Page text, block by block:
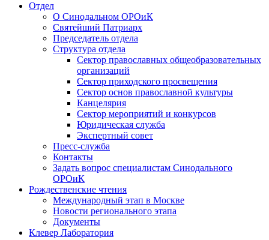
Отдел
О Синодальном ОРОиК
Святейший Патриарх
Председатель отдела
Структура отдела
Сектор православных общеобразовательных
организаций
Сектор приходского просвещения
Сектор основ православной культуры
Канцелярия
Сектор мероприятий и конкурсов
Юридическая служба
Экспертный совет
Пресс-служба
Контакты
Задать вопрос специалистам Синодального
ОРОиК
Рождественские чтения
Международный этап в Москве
Новости регионального этапа
Документы
Клевер Лаборатория